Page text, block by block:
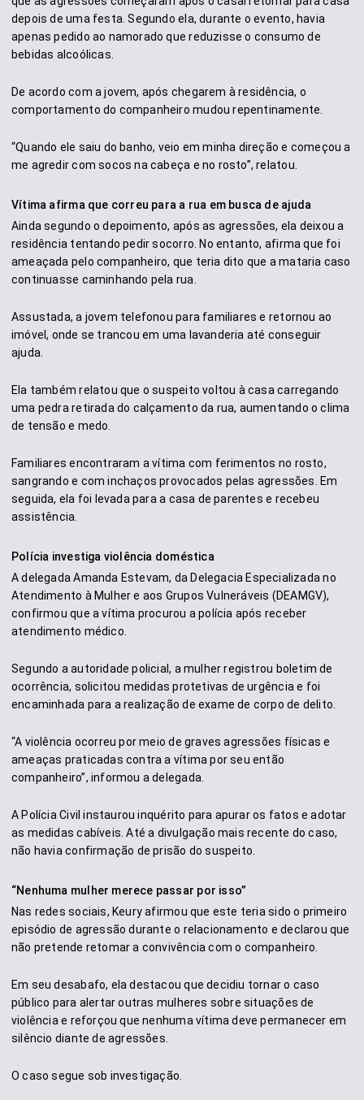
depois de uma festa. Segundo ela, durante o evento, havia
apenas pedido ao namorado que reduzisse o consumo de
bebidas alcoólicas.
De acordo com a jovem, após chegarem à residência, o
comportamento do companheiro mudou repentinamente.
“Quando ele saiu do banho, veio em minha direção e começou a
me agredir com socos na cabeça e no rosto”, relatou.
Vítima afirma que correu para a rua em busca de ajuda
Ainda segundo o depoimento, após as agressões, ela deixou a
residência tentando pedir socorro. No entanto, afirma que foi
ameaçada pelo companheiro, que teria dito que a mataria caso
continuasse caminhando pela rua.
Assustada, a jovem telefonou para familiares e retornou ao
imóvel, onde se trancou em uma lavanderia até conseguir
ajuda.
Ela também relatou que o suspeito voltou à casa carregando
uma pedra retirada do calçamento da rua, aumentando o clima
de tensão e medo.
Familiares encontraram a vítima com ferimentos no rosto,
sangrando e com inchaços provocados pelas agressões. Em
seguida, ela foi levada para a casa de parentes e recebeu
assistência.
Polícia investiga violência doméstica
A delegada Amanda Estevam, da Delegacia Especializada no
Atendimento à Mulher e aos Grupos Vulneráveis (DEAMGV),
confirmou que a vítima procurou a polícia após receber
atendimento médico.
Segundo a autoridade policial, a mulher registrou boletim de
ocorrência, solicitou medidas protetivas de urgência e foi
encaminhada para a realização de exame de corpo de delito.
“A violência ocorreu por meio de graves agressões físicas e
ameaças praticadas contra a vítima por seu então
companheiro”, informou a delegada.
A Polícia Civil instaurou inquérito para apurar os fatos e adotar
as medidas cabíveis. Até a divulgação mais recente do caso,
não havia confirmação de prisão do suspeito.
“Nenhuma mulher merece passar por isso”
Nas redes sociais, Keury afirmou que este teria sido o primeiro
episódio de agressão durante o relacionamento e declarou que
não pretende retomar a convivência com o companheiro.
Em seu desabafo, ela destacou que decidiu tornar o caso
público para alertar outras mulheres sobre situações de
violência e reforçou que nenhuma vítima deve permanecer em
silêncio diante de agressões.
O caso segue sob investigação.